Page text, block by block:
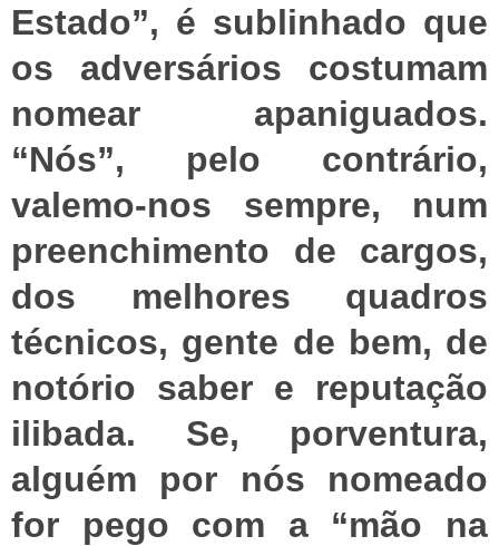
Estado”, é sublinhado que
os adversários costumam
nomear apaniguados.
“Nós”, pelo contrário,
valemo-nos sempre, num
preenchimento de cargos,
dos melhores quadros
técnicos, gente de bem, de
notório saber e reputação
ilibada. Se, porventura,
alguém por nós nomeado
for pego com a “mão na